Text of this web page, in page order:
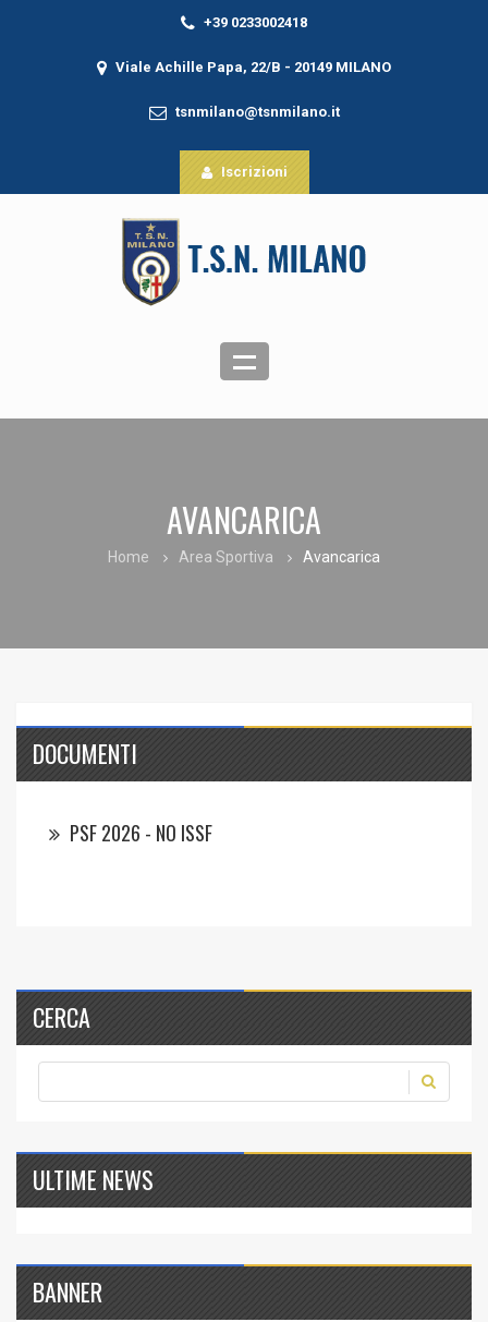
+39 0233002418
Viale Achille Papa, 22/B - 20149 MILANO
tsnmilano@tsnmilano.it
Iscrizioni
AVANCARICA
Home Area Sportiva Avancarica
DOCUMENTI
PSF 2026 - NO ISSF
CERCA
ULTIME NEWS
BANNER